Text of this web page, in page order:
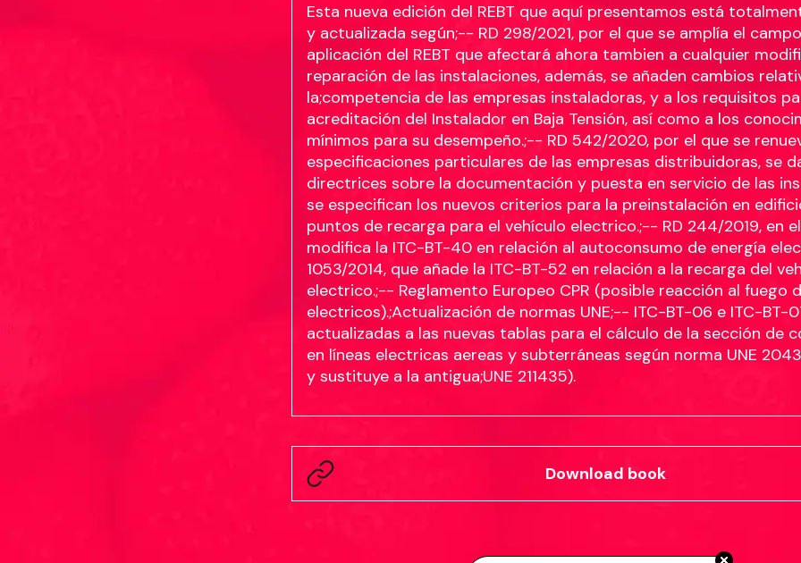
Esta nueva edición del REBT que aquí presentamos está
y actualizada según;-- RD 298/2021, por el que se amplía el
aplicación del REBT que afectará ahora tambien a cualquier
reparación de las instalaciones, además, se añaden cambios
la;competencia de las empresas instaladoras, y a los requisitos
acreditación del Instalador en Baja Tensión, así como a los
mínimos para su desempeño.;-- RD 542/2020, por el que se
especificaciones particulares de las empresas distribuidoras, se
directrices sobre la documentación y puesta en servicio de las
se especifican los nuevos criterios para la preinstalación en
puntos de recarga para el vehículo electrico.;-- RD 244/2019, en
modifica la ITC-BT-40 en relación al autoconsumo de energía
1053/2014, que añade la ITC-BT-52 en relación a la recarga del
electrico.;-- Reglamento Europeo CPR (posible reacción al fuego
electricos).;Actualización de normas UNE;-- ITC-BT-06 e ITC-BT-
actualizadas a las nuevas tablas para el cálculo de la sección de
en líneas electricas aereas y subterráneas según norma UNE
y sustituye a la antigua;UNE 211435).
Download book